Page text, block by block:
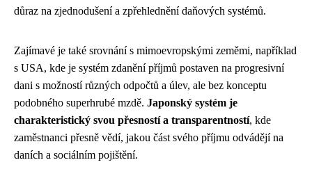
důraz na zjednodušení a zpřehlednění daňových systémů.
Zajímavé je také srovnání s mimoevropskými zeměmi, například
s USA, kde je systém zdanění příjmů postaven na progresivní
dani s možností různých odpočtů a úlev, ale bez konceptu
podobného superhrubé mzdě. Japonský systém je
charakteristický svou přesností a transparentností, kde
zaměstnanci přesně vědí, jakou část svého příjmu odvádějí na
daních a sociálním pojištění.